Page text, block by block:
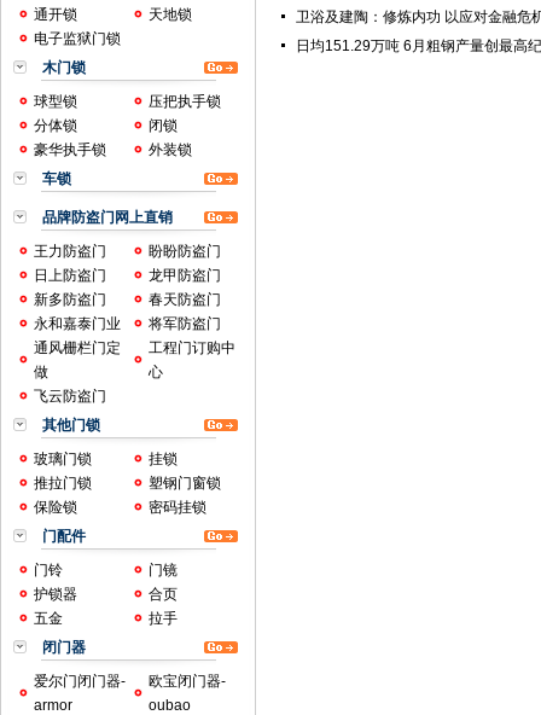
通开锁
天地锁
电子监狱门锁
木门锁
球型锁
压把执手锁
分体锁
闭锁
豪华执手锁
外装锁
车锁
品牌防盗门网上直销
王力防盗门
盼盼防盗门
日上防盗门
龙甲防盗门
新多防盗门
春天防盗门
永和嘉泰门业
将军防盗门
通风栅栏门定
做
工程门订购中
心
飞云防盗门
其他门锁
玻璃门锁
挂锁
推拉门锁
塑钢门窗锁
保险锁
密码挂锁
门配件
门铃
门镜
护锁器
合页
五金
拉手
闭门器
爱尔门闭门器-
armor
欧宝闭门器-
oubao
卫浴及建陶：修炼内功 以应对金融危
日均151.29万吨 6月粗钢产量创最高